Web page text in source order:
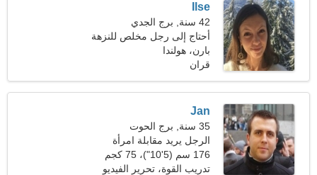
Ilse
42 سنة, برج الجدي
أحتاج إلى رجل مخلص للنزهة
معا
بارن، هولندا
قران
Jan
35 سنة, برج الحوت
الرجل يريد مقابلة امرأة
176 سم (5'10")، 75 كجم
(165 رطلا)
تدريب القوة، تحرير الفيديو